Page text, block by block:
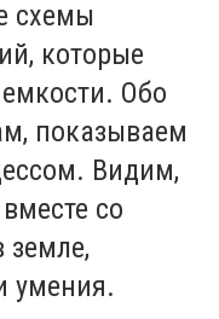
схемы
которые
Обо
показываем
Видим,
со
умения.